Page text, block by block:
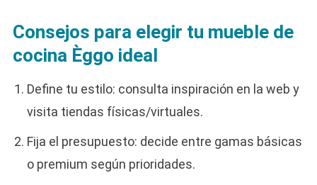
Consejos para elegir tu mueble de
cocina Èggo ideal
Define tu estilo: consulta inspiración en la web y
visita tiendas físicas/virtuales.
Fija el presupuesto: decide entre gamas básicas
o premium según prioridades.